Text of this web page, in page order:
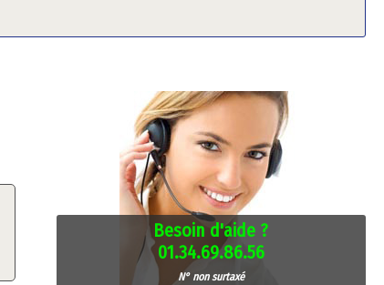
Besoin d'aide ?
01.34.69.86.56
N° non surtaxé